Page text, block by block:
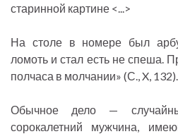
старинной картине <...>
На столе в номере был
ломоть и стал есть не спеша.
полчаса в молчании» (С., X, 132).
Обычное дело —
сорокалетний мужчина,